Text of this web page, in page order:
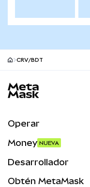
CRV/BDT
Operar
Money NUEVA
Desarrollador
Obtén MetaMask